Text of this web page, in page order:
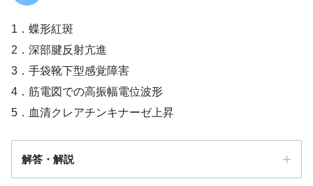
皮膚筋炎／多発性筋炎
1．蝶形紅斑
2．深部腱反射亢進
3．手袋靴下型感覚障害
4．筋電図での高振幅電位波形
5．血清クレアチンキナーゼ上昇
解答・解説